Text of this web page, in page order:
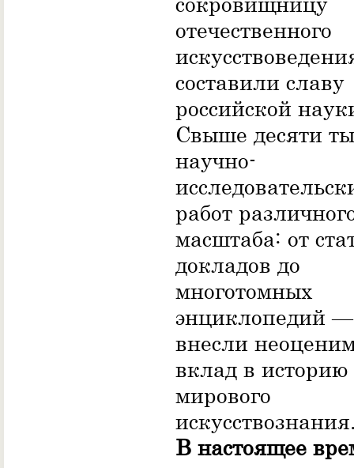
отечественного
составили славу
российской
Свыше десяти
научно-
работ
масштаба: от
докладов до
многотомных
энциклопедий —
внесли
вклад в историю
мирового
В настоящее